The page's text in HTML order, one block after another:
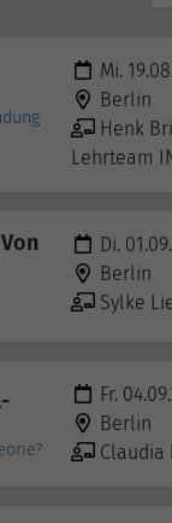
Mi.
Berlin
Henk
Lehrteam
Di.
Berlin
Sylke
Fr.
Berlin
Claudia